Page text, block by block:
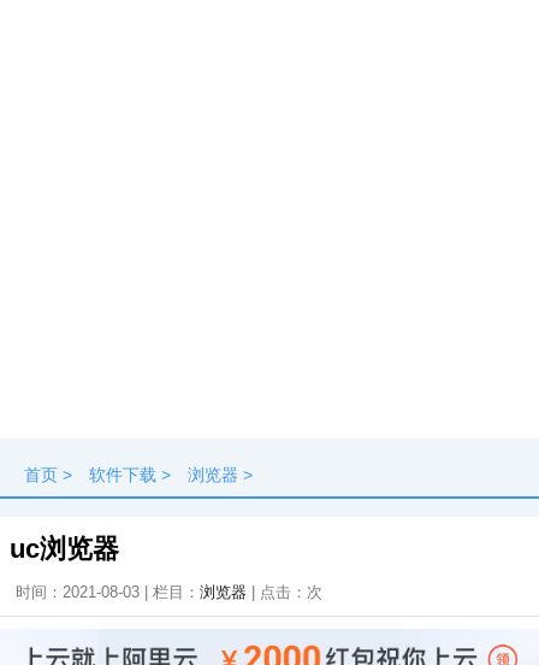
首页 > 软件下载 > 浏览器 >
uc浏览器
时间：2021-08-03 | 栏目： 浏览器 | 点击： 次